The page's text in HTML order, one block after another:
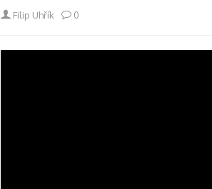
Author
Filip Uhřík 0